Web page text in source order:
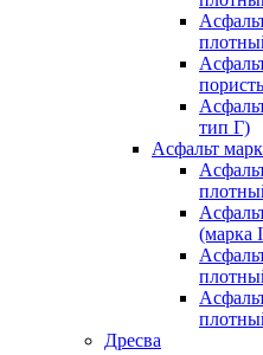
тип Г)
Асфальт
(марка
Дресва